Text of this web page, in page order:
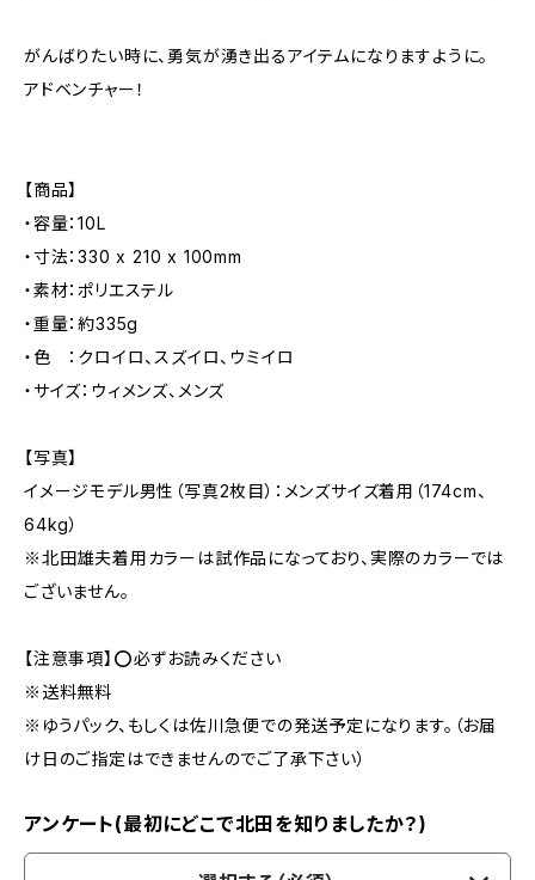
がんばりたい時に、勇気が湧き出るアイテムになりますように。
アドベンチャー！
【商品】
・容量：10L
・寸法：330 x 210 x 100mm
・素材：ポリエステル
・重量：約335g
・色 ：クロイロ、スズイロ、ウミイロ
・サイズ：ウィメンズ、メンズ
【写真】
イメージモデル男性（写真2枚目）：メンズサイズ着用（174cm、
64kg）
※北田雄夫着用カラーは試作品になっており、実際のカラーでは
ございません。
【注意事項】⭕️必ずお読みください
※送料無料
※ゆうパック、もしくは佐川急便での発送予定になります。（お届
け日のご指定はできませんのでご了承下さい）
アンケート(最初にどこで北田を知りましたか？)